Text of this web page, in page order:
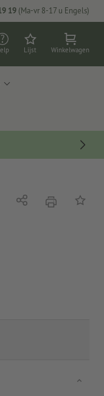
19 (Ma-vr 8-17 u Engels)
Lijst Winkelwagen
Delen afdrukkenOp de